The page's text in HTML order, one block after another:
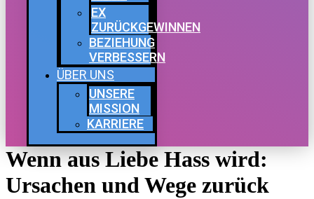
EX
ZURÜCKGEWINNEN
BEZIEHUNG
VERBESSERN
ÜBER UNS
UNSERE
MISSION
KARRIERE
Wenn aus Liebe Hass wird:
Ursachen und Wege zurück